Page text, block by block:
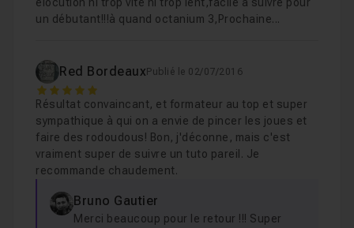
fournis.
N'hésitez pas à me contacter si vous avez des
Bon courage à tous !
Chapitre 5 : Titre 3 : World Mutation 21m53
Chapitre 6 : Finishing et vérification avant export
un débutant!!!à quand octanium 3,Prochaine...
Red Bordeaux Publié le 02/07/2016
5
Résultat convaincant, et formateur au top et super
sympathique à qui on a envie de pincer les joues et
faire des rodoudous! Bon, j'déconne, mais c'est
vraiment super de suivre un tuto pareil. Je
recommande chaudement.
Bruno Gautier
Merci beaucoup pour le retour !!! Super